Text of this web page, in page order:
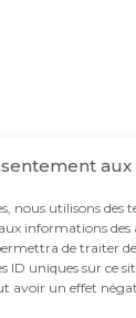
aux
nous utilisons des
informations des
de traiter
uniques sur ce
avoir un effet